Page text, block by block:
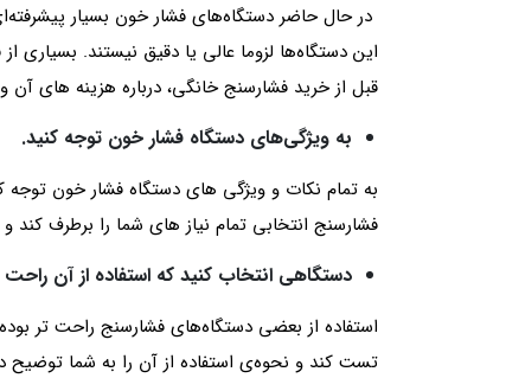
در حال حاضر دستگاه‌های فشار خون بسیار
این دستگاه‌ها لزوما عالی یا دقیق‌ نیستند.
قبل از خرید فشارسنج خانگی، درباره هزینه
به ویژگی‌های دستگاه فشار خون توجه کنید.
به تمام نکات و ویژگی های دستگاه فشار خون توجه
فشارسنج انتخابی تمام نیاز های شما را برطرف کند
دستگاهی انتخاب کنید که استفاده از آن
استفاده از بعضی دستگاه‌های فشارسنج راحت تر
تست کند و نحوه‌ی استفاده از آن را به شما توضیح